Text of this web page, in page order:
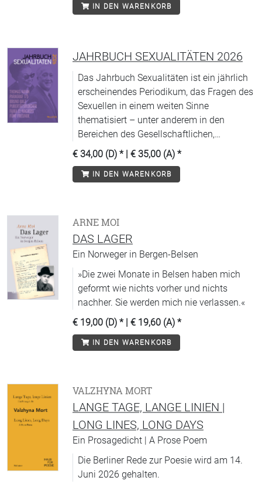
IN DEN WARENKORB
JAHRBUCH SEXUALITÄTEN 2026
Das Jahrbuch Sexualitäten ist ein jährlich
erscheinendes Periodikum, das Fragen des
Sexuellen in einem weiten Sinne
thematisiert – unter anderem in den
Bereichen des Gesellschaftlichen,
Politischen, Kulturellen, Historischen und
Juristischen, in der Medizin und den
Naturwissenschaften, in Religion,
€ 34,00 (D) * | € 35,00 (A) *
IN DEN WARENKORB
ARNE MOI
DAS LAGER
Ein Norweger in Bergen-Belsen
»Die zwei Monate in Belsen haben mich
geformt wie nichts vorher und nichts
nachher. Sie werden mich nie verlassen.«
€ 19,00 (D) * | € 19,60 (A) *
IN DEN WARENKORB
VALZHYNA MORT
LANGE TAGE, LANGE LINIEN |
LONG LINES, LONG DAYS
Ein Prosagedicht | A Prose Poem
Die Berliner Rede zur Poesie wird am 14.
Juni 2026 gehalten.